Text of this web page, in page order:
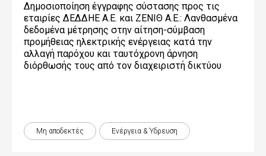
Δημοσιοποίηση έγγραφης σύστασης προς τις
εταιρίες ΔΕΔΔΗΕ Α.Ε. και ΖΕΝΙΘ Α.Ε.: Λανθασμένα
δεδομένα μέτρησης στην αίτηση-σύμβαση
προμήθειας ηλεκτρικής ενέργειας κατά την
αλλαγή παρόχου και ταυτόχρονη άρνηση
διόρθωσής τους από τον διαχειριστή δικτύου
Μη αποδεκτές Ενέργεια & Ύδρευση